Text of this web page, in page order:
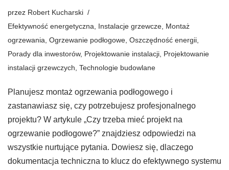
przez Robert Kucharski
Efektywność energetyczna, Instalacje grzewcze, Montaż
ogrzewania, Ogrzewanie podłogowe, Oszczędność energii,
Porady dla inwestorów, Projektowanie instalacji, Projektowanie
instalacji grzewczych, Technologie budowlane
Planujesz montaż ogrzewania podłogowego i
zastanawiasz się, czy potrzebujesz profesjonalnego
projektu? W artykule „Czy trzeba mieć projekt na
ogrzewanie podłogowe?” znajdziesz odpowiedzi na
wszystkie nurtujące pytania. Dowiesz się, dlaczego
dokumentacja techniczna to klucz do efektywnego systemu